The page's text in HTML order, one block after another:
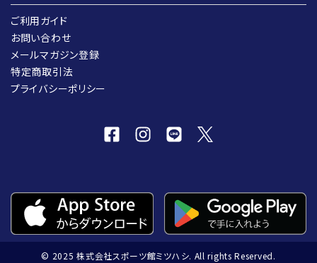
ご利用ガイド
お問い合わせ
メールマガジン登録
特定商取引法
プライバシーポリシー
© 2025 株式会社スポーツ館ミツハシ. All rights Reserved.